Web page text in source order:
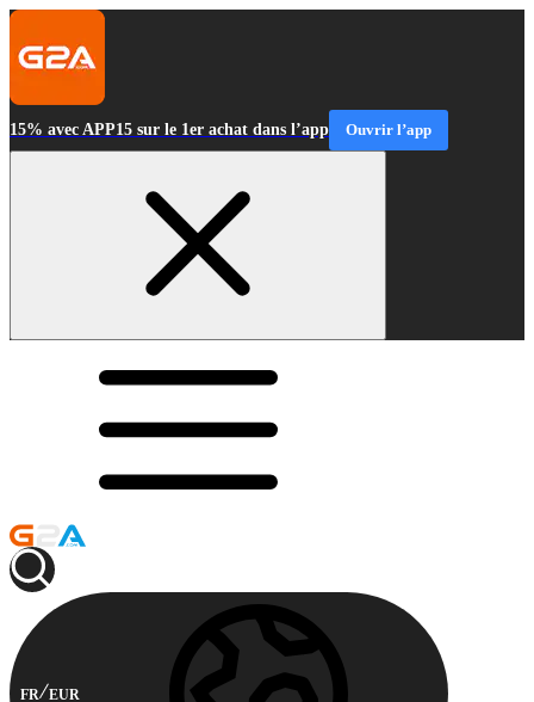
15% avec APP15 sur le 1er achat dans l’app Ouvrir l’app
FR EUR